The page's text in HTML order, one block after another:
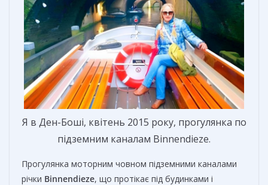
Я в Ден-Боші, квітень 2015 року, прогулянка по
підземним каналам Binnendieze.
Прогулянка моторним човном підземними каналами
річки Binnendieze, що протікає під будинками і